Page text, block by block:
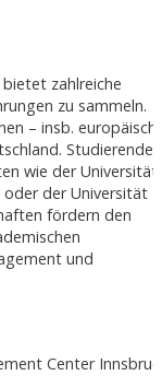
zahlreiche
zu sammeln.
– insb.
Studierende
wie der Universität
oder der Universität
fördern den
und
Center